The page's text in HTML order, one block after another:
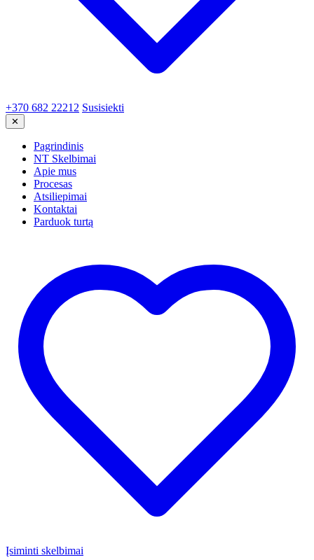
+370 682 22212 Susisiekti
✕
Pagrindinis
NT Skelbimai
Apie mus
Procesas
Atsiliepimai
Kontaktai
Parduok turtą
Įsiminti skelbimai